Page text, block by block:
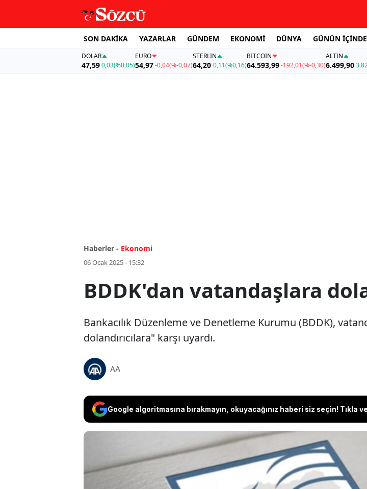
SON DAKİKA YAZARLAR GÜNDEM EKONOMİ DÜNYA GÜNÜN
DOLAR
47,590,03(%0,05)
EURO
54,97 -0,04(%-0,07)
STERLIN
64,20 0,11(%0,16)
BITCOIN
64.593,99-192,01(%-0,30)
ALTIN
6.499,90
Haberler - Ekonomi
06 Ocak 2025 - 15:32
BDDK'dan vatandaşlara
Bankacılık Düzenleme ve Denetleme Kurumu (BDDK),
dolandırıcılara" karşı uyardı.
AA
Google algoritmasına bırakmayın, okuyacağınız haberi siz seçin! Tıkla